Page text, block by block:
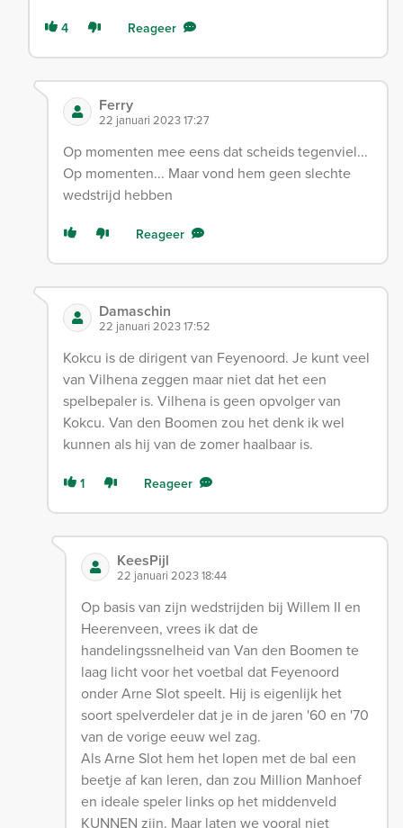
4 Reageer
Ferry
22 januari 2023 17:27
Op momenten mee eens dat scheids tegenviel...
Op momenten... Maar vond hem geen slechte
wedstrijd hebben
Reageer
Damaschin
22 januari 2023 17:52
Kokcu is de dirigent van Feyenoord. Je kunt veel
van Vilhena zeggen maar niet dat het een
spelbepaler is. Vilhena is geen opvolger van
Kokcu. Van den Boomen zou het denk ik wel
kunnen als hij van de zomer haalbaar is.
1 Reageer
KeesPijl
22 januari 2023 18:44
Op basis van zijn wedstrijden bij Willem II en
Heerenveen, vrees ik dat de
handelingssnelheid van Van den Boomen te
laag licht voor het voetbal dat Feyenoord
onder Arne Slot speelt. Hij is eigenlijk het
soort spelverdeler dat je in de jaren '60 en '70
van de vorige eeuw wel zag.
Als Arne Slot hem het lopen met de bal een
beetje af kan leren, dan zou Million Manhoef
en ideale speler links op het middenveld
KUNNEN zijn. Maar laten we vooral niet